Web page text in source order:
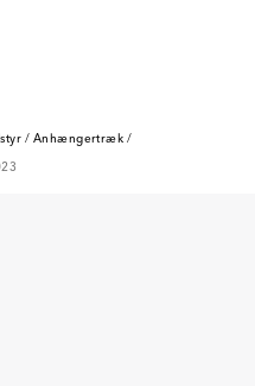
/ Anhængertræk /